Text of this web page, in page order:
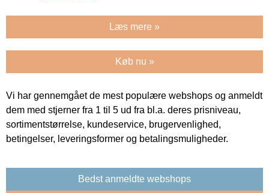
Læs mere »
Køb nu »
Vi har gennemgået de mest populære webshops og anmeldt
dem med stjerner fra 1 til 5 ud fra bl.a. deres prisniveau,
sortimentstørrelse, kundeservice, brugervenlighed,
betingelser, leveringsformer og betalingsmuligheder.
Bedst anmeldte webshops